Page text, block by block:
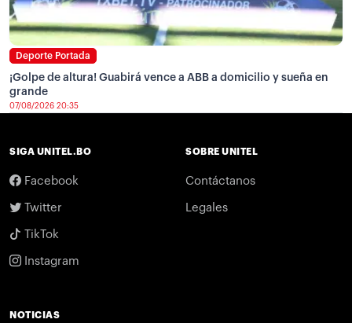
Deporte Portada
¡Golpe de altura! Guabirá vence a ABB a domicilio y sueña en
grande
07/08/2026 20:35
SIGA UNITEL.BO
Facebook
Twitter
TikTok
Instagram
SOBRE UNITEL
Contáctanos
Legales
NOTICIAS